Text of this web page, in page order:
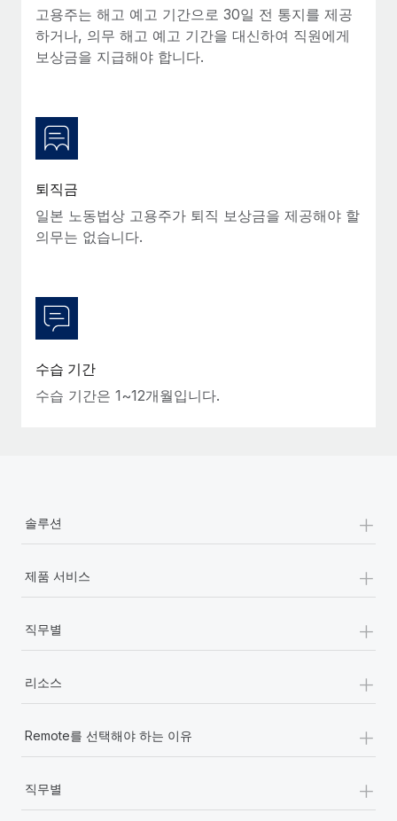
복리후생
손쉬운 직원 복리후생 관리
블로그
Remote의 사명은 모든 규모의 기업이 전 세계 어디서든 업무에 가
장 적합 사람을 찾아 채용 및 관리하고 급여를 지급하도록 돕는 것
자세히 알아보기
비디오 콘텐츠를 활용한 마케팅이 계속해서 인기를 끌면서, 기업들
에게는 흥미롭고 전문적인 비디오 제작이 어느 때보다 중요해졌습
니다. 그러나 대부분의 회사들은 그렇게 높은 품질의...
자세히 알아보기
고용주는 해고 예고 기간으로 30일 전 통지를 제공
하거나, 의무 해고 예고 기간을 대신하여 직원에게
보상금을 지급해야 합니다.
퇴직금
일본 노동법상 고용주가 퇴직 보상금을 제공해야 할
의무는 없습니다.
수습 기간
수습 기간은 1~12개월입니다.
솔루션 +
제품 서비스 +
직무별 +
리소스 +
Remote를 선택해야 하는 이유 +
직무별 +